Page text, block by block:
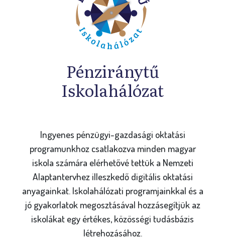
Pénziránytű
Iskolahálózat
Ingyenes pénzügyi-gazdasági oktatási
programunkhoz csatlakozva minden magyar
iskola számára elérhetővé tettük a Nemzeti
Alaptantervhez illeszkedő digitális oktatási
anyagainkat. Iskolahálózati programjainkkal és a
jó gyakorlatok megosztásával hozzásegítjük az
iskolákat egy értékes, közösségi tudásbázis
létrehozásához.